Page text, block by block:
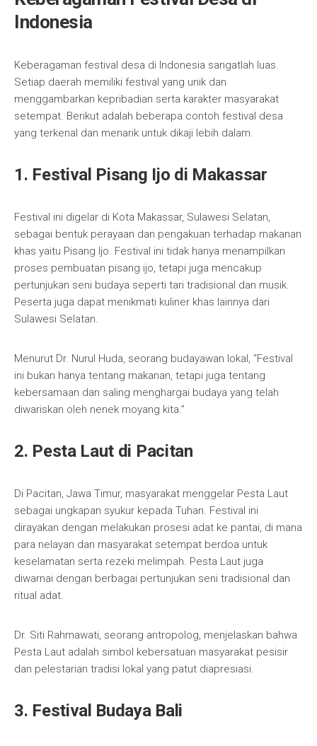
Indonesia
Keberagaman festival desa di Indonesia sangatlah luas.
Setiap daerah memiliki festival yang unik dan
menggambarkan kepribadian serta karakter masyarakat
setempat. Berikut adalah beberapa contoh festival desa
yang terkenal dan menarik untuk dikaji lebih dalam.
1. Festival Pisang Ijo di Makassar
Festival ini digelar di Kota Makassar, Sulawesi Selatan,
sebagai bentuk perayaan dan pengakuan terhadap makanan
khas yaitu Pisang Ijo. Festival ini tidak hanya menampilkan
proses pembuatan pisang ijo, tetapi juga mencakup
pertunjukan seni budaya seperti tari tradisional dan musik.
Peserta juga dapat menikmati kuliner khas lainnya dari
Sulawesi Selatan.
Menurut Dr. Nurul Huda, seorang budayawan lokal, “Festival
ini bukan hanya tentang makanan, tetapi juga tentang
kebersamaan dan saling menghargai budaya yang telah
diwariskan oleh nenek moyang kita.”
2. Pesta Laut di Pacitan
Di Pacitan, Jawa Timur, masyarakat menggelar Pesta Laut
sebagai ungkapan syukur kepada Tuhan. Festival ini
dirayakan dengan melakukan prosesi adat ke pantai, di mana
para nelayan dan masyarakat setempat berdoa untuk
keselamatan serta rezeki melimpah. Pesta Laut juga
diwarnai dengan berbagai pertunjukan seni tradisional dan
ritual adat.
Dr. Siti Rahmawati, seorang antropolog, menjelaskan bahwa
Pesta Laut adalah simbol kebersatuan masyarakat pesisir
dan pelestarian tradisi lokal yang patut diapresiasi.
3. Festival Budaya Bali